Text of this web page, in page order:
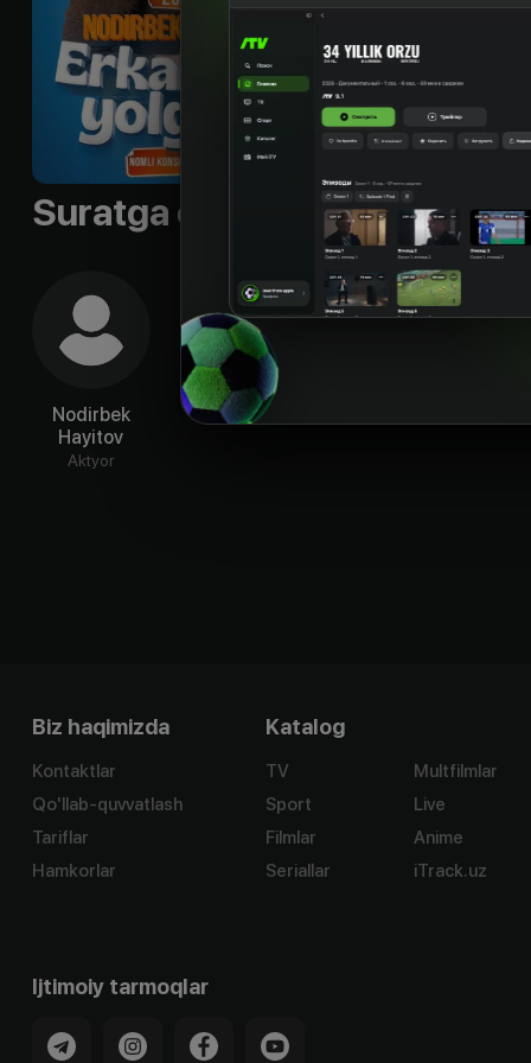
Suratga olish guruhi
Nodirbek
Hayitov
Aktyor
Biz haqimizda
Kontaktlar
Qo'llab-quvvatlash
Tariflar
Hamkorlar
Katalog
TV
Sport
Filmlar
Seriallar
Multfilmlar
Live
Anime
iTrack.uz
Ijtimoiy tarmoqlar